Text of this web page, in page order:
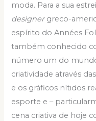
moda. Para a sua
designergreco-
espírito do Années
também conhecido
número um do
criatividade através
e os gráficos nítidos
esporte e –
cena criativa de hoje